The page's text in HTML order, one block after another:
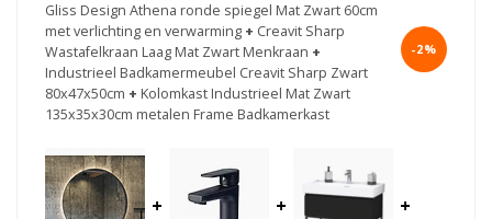
Gliss Design Athena ronde spiegel Mat Zwart 60cm
met verlichting en verwarming + Creavit Sharp
Wastafelkraan Laag Mat Zwart Menkraan +
Industrieel Badkamermeubel Creavit Sharp Zwart
80x47x50cm + Kolomkast Industrieel Mat Zwart
135x35x30cm metalen Frame Badkamerkast
-2%
+ + +